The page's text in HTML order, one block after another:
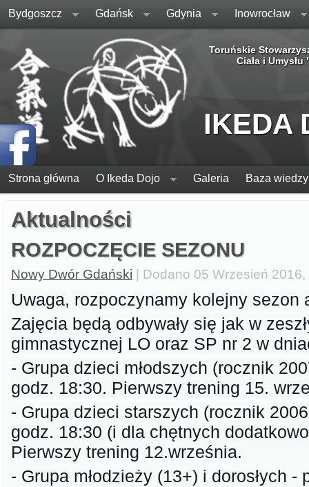
Bydgoszcz Gdańsk Gdynia Inowrocław
Toruńskie
Ciała i Umysłu
IKEDA
Strona główna O Ikeda Dojo Galeria Baza wiedzy
Aktualności
ROZPOCZĘCIE SEZONU
Nowy Dwór Gdański | Dodano 05 Wrzesień
Uwaga, rozpoczynamy kolejny sezon
Zajęcia będą odbywały się jak w
gimnastycznej LO oraz SP nr 2 w
- Grupa dzieci młodszych (rocznik
godz. 18:30. Pierwszy trening 15.
- Grupa dzieci starszych (rocznik
godz. 18:30 (i dla chętnych
Pierwszy trening 12.września.
- Grupa młodzieży (13+) i dorosłych -